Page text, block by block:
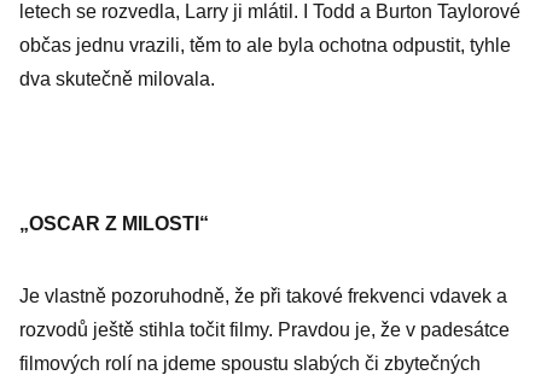
letech se rozvedla, Larry ji mlátil. I Todd a Burton Taylorové
občas jednu vrazili, těm to ale byla ochotna odpustit, tyhle
dva skutečně milovala.
„OSCAR Z MILOSTI“
Je vlastně pozoruhodně, že při takové frekvenci vdavek a
rozvodů ještě stihla točit filmy. Pravdou je, že v padesátce
filmových rolí na jdeme spoustu slabých či zbytečných